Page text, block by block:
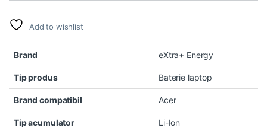
Add to wishlist
Brand eXtra+ Energy
Tip produs Baterie laptop
Brand compatibil Acer
Tip acumulator Li-Ion